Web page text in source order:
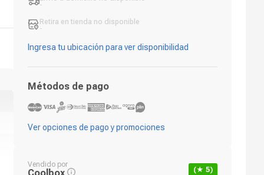
-
Retira en tienda no disponible
-
Ingresa tu ubicación para ver disponibilidad
Métodos de pago
Ver opciones de pago y promociones
Vendido por
(★ 5)